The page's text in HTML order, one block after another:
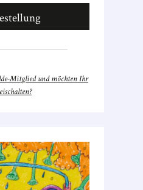
Mitglied und möchten Ihr